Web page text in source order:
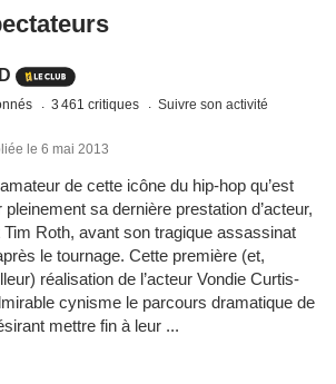
3 461 critiques Suivre son activité
le 6 mai 2013
amateur de cette icône du hip-hop qu’est
sa dernière prestation d’acteur,
Tim Roth, avant son tragique assassinat
le tournage. Cette première (et,
réalisation de l’acteur Vondie Curtis-
cynisme le parcours dramatique de
mettre fin à leur ...